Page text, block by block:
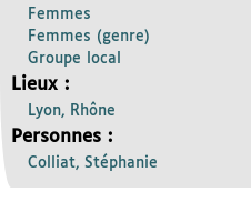
Femmes
Femmes (genre)
Groupe local
Lieux :
Lyon, Rhône
Personnes :
Colliat, Stéphanie